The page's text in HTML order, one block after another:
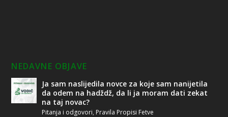
NEDAVNE OBJAVE
Ja sam naslijedila novce za koje sam nanijetila
da odem na hadždž, da li ja moram dati zekat
na taj novac?
Pitanja i odgovori, Pravila Propisi Fetve